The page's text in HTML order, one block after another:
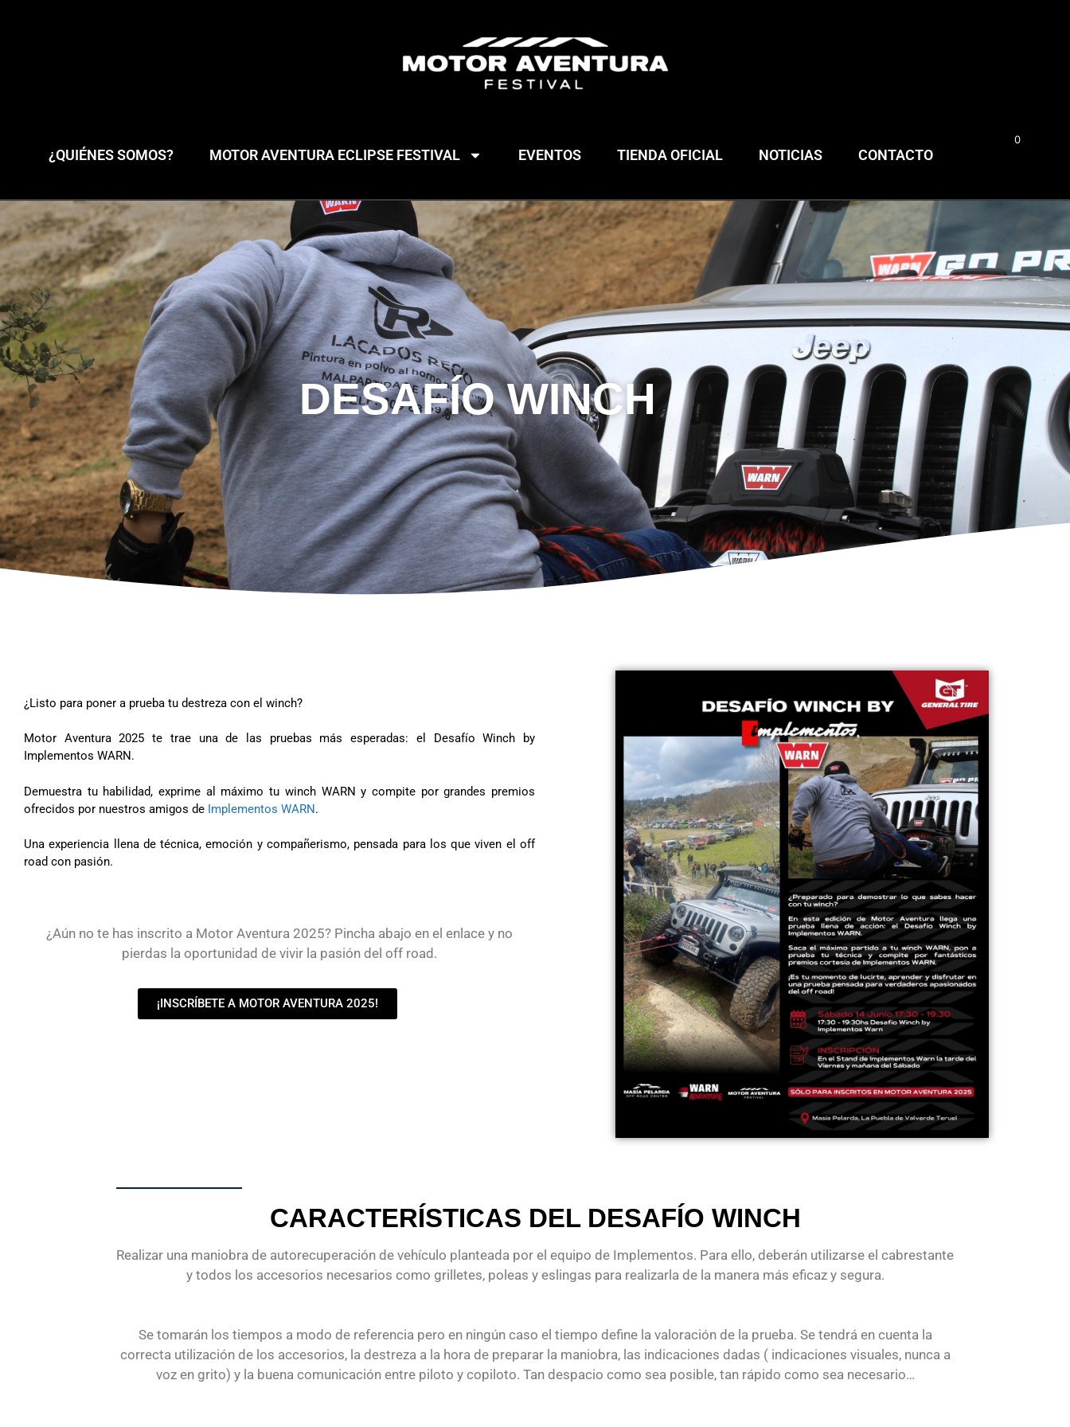
¿QUIÉNES SOMOS? MOTOR AVENTURA ECLIPSE FESTIVAL EVENTOS TIENDA OFICIAL NOTICIAS CONTACTO
0
DESAFÍO WINCH
¿Listo para poner a prueba tu destreza con el winch?
Motor Aventura 2025 te trae una de las pruebas más esperadas: el Desafío Winch by
Implementos WARN.
Demuestra tu habilidad, exprime al máximo tu winch WARN y compite por grandes premios
ofrecidos por nuestros amigos de Implementos WARN.
Una experiencia llena de técnica, emoción y compañerismo, pensada para los que viven el off
road con pasión.
¿Aún no te has inscrito a Motor Aventura 2025? Pincha abajo en el enlace y no
pierdas la oportunidad de vivir la pasión del off road.
¡INSCRÍBETE A MOTOR AVENTURA 2025!
CARACTERÍSTICAS DEL DESAFÍO WINCH
Realizar una maniobra de autorecuperación de vehículo planteada por el equipo de Implementos. Para ello, deberán utilizarse el cabrestante
y todos los accesorios necesarios como grilletes, poleas y eslingas para realizarla de la manera más eficaz y segura.
Se tomarán los tiempos a modo de referencia pero en ningún caso el tiempo define la valoración de la prueba. Se tendrá en cuenta la
correcta utilización de los accesorios, la destreza a la hora de preparar la maniobra, las indicaciones dadas ( indicaciones visuales, nunca a
voz en grito) y la buena comunicación entre piloto y copiloto. Tan despacio como sea posible, tan rápido como sea necesario…